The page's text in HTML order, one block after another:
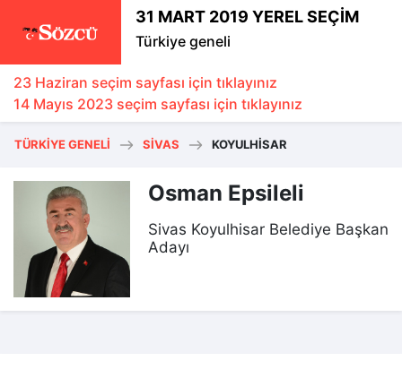
31 MART 2019 YEREL SEÇİM
Türkiye geneli
23 Haziran seçim sayfası için tıklayınız
14 Mayıs 2023 seçim sayfası için tıklayınız
TÜRKIYE GENELI SIVAS KOYULHISAR
Osman Epsileli
Sivas Koyulhisar Belediye Başkan
Adayı